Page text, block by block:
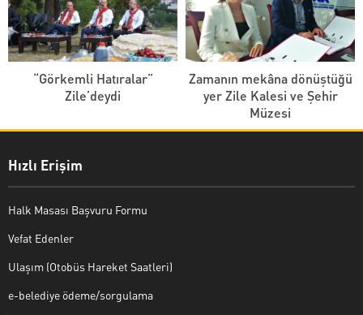
“Görkemli Hatıralar”
Zile’deydi
Zamanın mekâna dönüştüğü
yer Zile Kalesi ve Şehir
Müzesi
Hızlı Erişim
Halk Masası Başvuru Formu
Vefat Edenler
Ulaşım (Otobüs Hareket Saatleri)
e-belediye ödeme/sorgulama